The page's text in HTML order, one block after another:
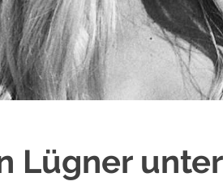
Lügner unter